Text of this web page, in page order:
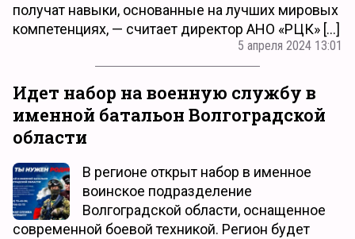
получат навыки, основанные на лучших мировых
компетенциях, — считает директор АНО «РЦК» […]
5 апреля 2024 13:01
Идет набор на военную службу в
именной батальон Волгоградской
области
В регионе открыт набор в именное
воинское подразделение
Волгоградской области, оснащенное
современной боевой техникой. Регион будет